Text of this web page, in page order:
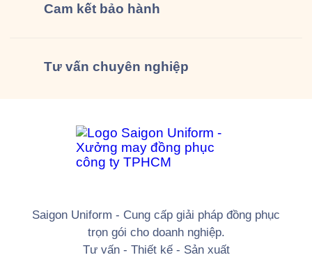
Cam kết bảo hành
Tư vấn chuyên nghiệp
Saigon Uniform - Cung cấp giải pháp đồng phục
trọn gói cho doanh nghiệp.
Tư vấn - Thiết kế - Sản xuất